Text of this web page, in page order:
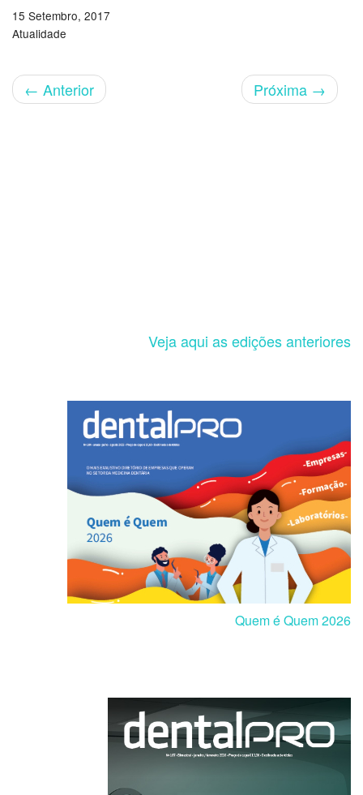
15 Setembro, 2017
Atualidade
← Anterior Próxima →
Veja aqui as edições anteriores
Quem é Quem 2026